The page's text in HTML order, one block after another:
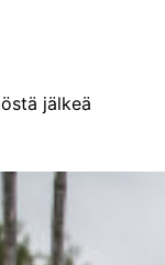
jälkeä